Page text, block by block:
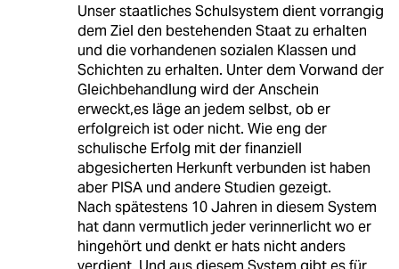
Unser staatliches Schulsystem dient vorrangig
dem Ziel den bestehenden Staat zu erhalten
und die vorhandenen sozialen Klassen und
Schichten zu erhalten. Unter dem Vorwand der
Gleichbehandlung wird der Anschein
erweckt,es läge an jedem selbst, ob er
erfolgreich ist oder nicht. Wie eng der
schulische Erfolg mit der finanziell
abgesicherten Herkunft verbunden ist haben
aber PISA und andere Studien gezeigt.
Nach spätestens 10 Jahren in diesem System
hat dann vermutlich jeder verinnerlicht wo er
hingehört und denkt er hats nicht anders